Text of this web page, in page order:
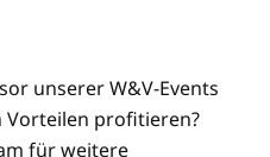
unserer W&V-Events
Vorteilen profitieren?
für weitere